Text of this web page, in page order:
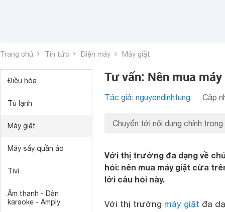
Trang chủ Tin tức Điện máy Máy giặt
Điều hòa
Tủ lạnh
Máy giặt
Máy sấy quần áo
Tivi
Âm thanh - Dàn
karaoke - Amply
Tư vấn: Nên mua
Tác giả: nguyendinhtung Cập
Chuyển tới nội dung chính trong
Với thị trường đa dạng về
hỏi: nên mua máy giặt cửa
lời câu hỏi này.
Với thị trường máy giặt đa